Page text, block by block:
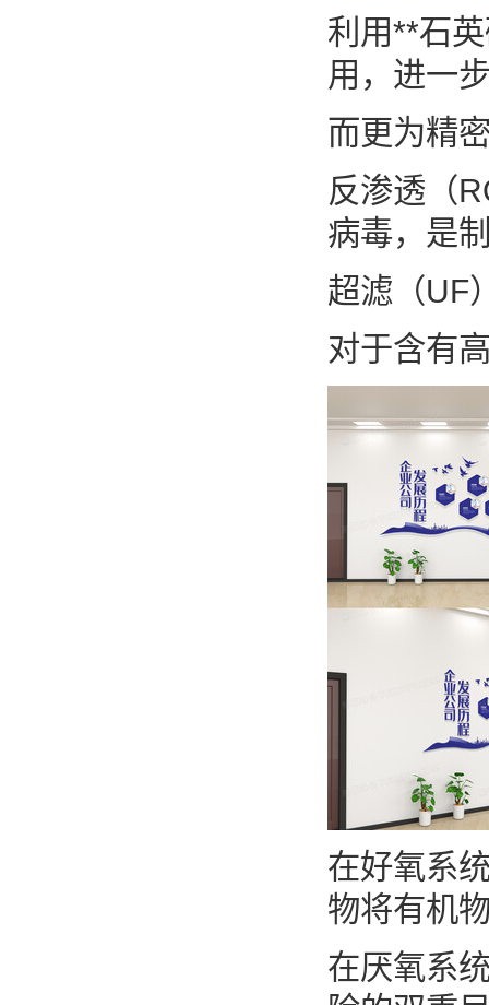
利用**石
用，进一
而更为精
反渗透（
病毒，是
超滤（UF
对于含有
在好氧系
物将有机
在厌氧系